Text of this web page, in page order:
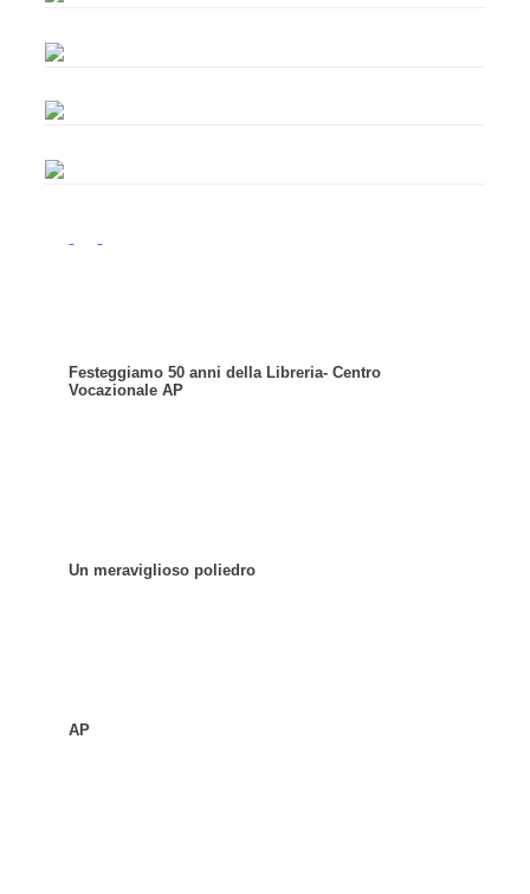
Festeggiamo 50 anni della Libreria- Centro
Vocazionale AP
Un meraviglioso poliedro
AP